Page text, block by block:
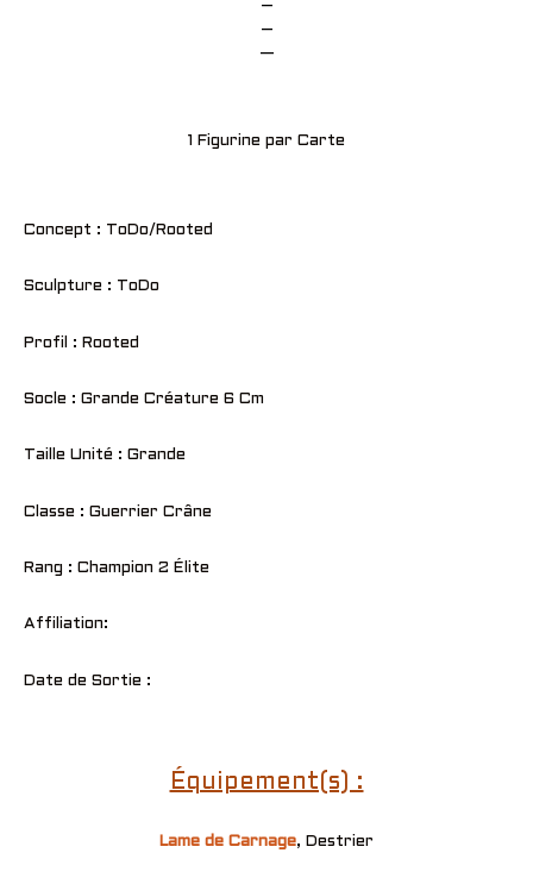
–
–
—
1 Figurine par Carte
Concept : ToDo/Rooted
Sculpture : ToDo
Profil : Rooted
Socle : Grande Créature 6 Cm
Taille Unité : Grande
Classe : Guerrier Crâne
Rang : Champion 2 Élite
Affiliation:
Date de Sortie :
Équipement(s) :
Lame de Carnage, Destrier